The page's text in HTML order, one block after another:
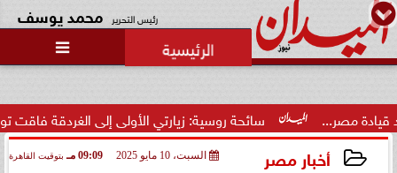

سائحة روسية: زيارتي الأولى إلى الغردقة فاقت توقعاتي.. والمنتجع
أخبار مصر السبت، 10 مايو 2025 09:09 مـ بتوقيت القاهرة
تصفية الخصوم.. ثورة غضب داخل
نادي الشيخ زايد بسبب الخصومات